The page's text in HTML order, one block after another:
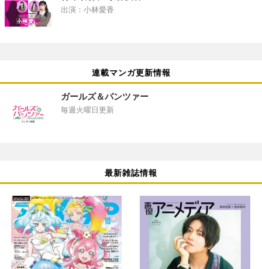
出演：小林愛香
連載マンガ更新情報
ガールズ＆パンツァー
毎週火曜日更新
最新雑誌情報